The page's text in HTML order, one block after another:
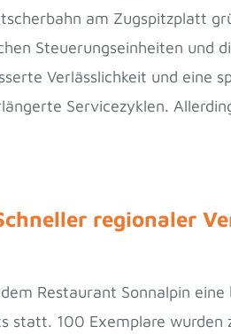
am Zugspitzplatt
Steuerungseinheiten und
Verlässlichkeit und eine
Servicezyklen.
regionaler
Restaurant Sonnalpin
statt. 100 Exemplare wurden